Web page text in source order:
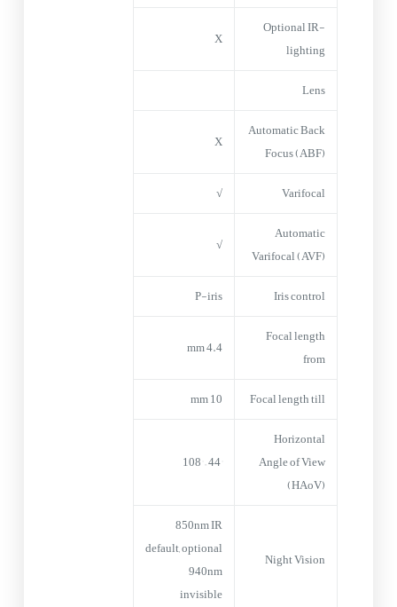
Optional IR-
lighting
X
Lens
Automatic Back
Focus (ABF)
X
Varifocal
√
Automatic
Varifocal (AVF)
√
Iris control
P-iris
Focal length
from
4.4 mm
Focal length till
10 mm
Horizontal
Angle of View
(HAoV)
44° – 108°
Night Vision
850nm IR
default, optional
940nm
invisible